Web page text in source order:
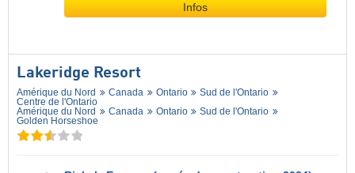
Infos
Lakeridge Resort
Amérique du Nord Canada Ontario
Sud de l'Ontario
Centre de l'Ontario
Amérique du Nord
Canada Ontario
Sud de l'Ontario
Golden Horseshoe